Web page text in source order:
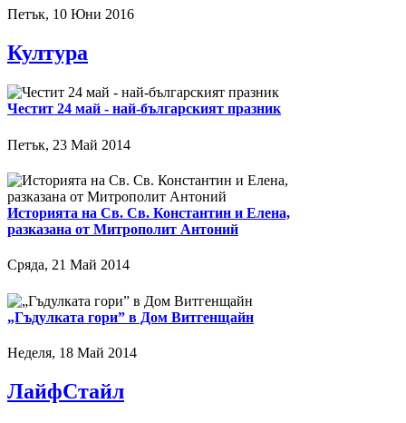
Петък, 10 Юни 2016
Култура
Честит 24 май - най-българският празник
Петък, 23 Май 2014
Историята на Св. Св. Константин и Елена,
разказана от Митрополит Антоний
Сряда, 21 Май 2014
„Гъдулката гори” в Дом Витгенщайн
Неделя, 18 Май 2014
ЛайфСтайл